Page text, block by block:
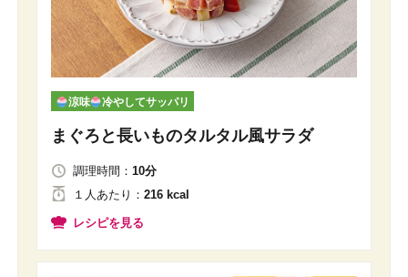
涼味 冷やしてサッパリ
まぐろと長いものタルタル風サラダ
調理時間： 10分
１人あたり ： 216 kcal
レシピを見る